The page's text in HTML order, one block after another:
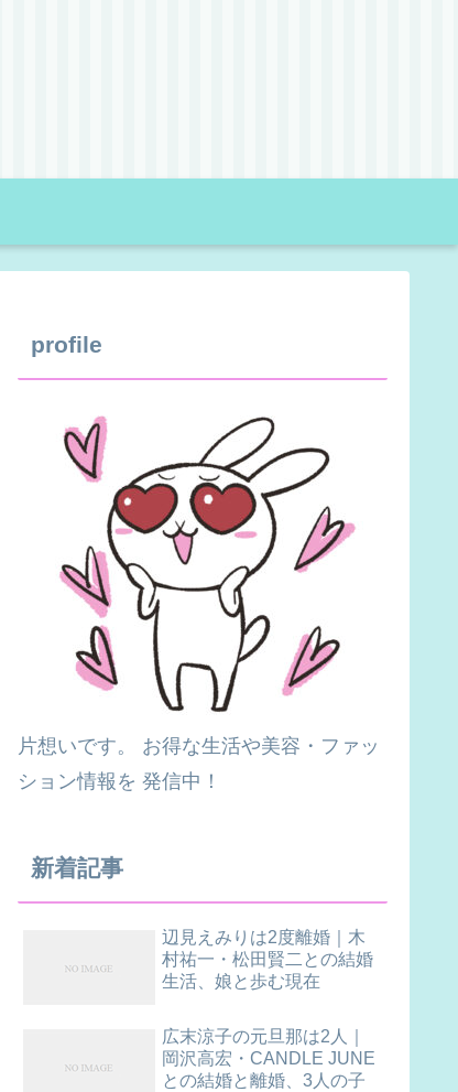
profile
片想いです。 お得な生活や美容・ファッ
ション情報を 発信中！
新着記事
辺見えみりは2度離婚｜木
村祐一・松田賢二との結婚
生活、娘と歩む現在
広末涼子の元旦那は2人｜
岡沢高宏・CANDLE JUNE
との結婚と離婚、3人の子